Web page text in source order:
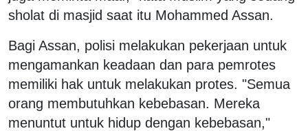
sholat di masjid saat itu Mohammed Assan.
Bagi Assan, polisi melakukan pekerjaan untuk
mengamankan keadaan dan para pemrotes
memiliki hak untuk melakukan protes. "Semua
orang membutuhkan kebebasan. Mereka
menuntut untuk hidup dengan kebebasan,"